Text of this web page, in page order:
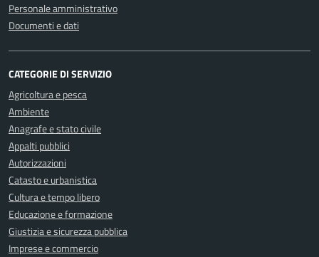
Personale amministrativo
Documenti e dati
CATEGORIE DI SERVIZIO
Agricoltura e pesca
Ambiente
Anagrafe e stato civile
Appalti pubblici
Autorizzazioni
Catasto e urbanistica
Cultura e tempo libero
Educazione e formazione
Giustizia e sicurezza pubblica
Imprese e commercio